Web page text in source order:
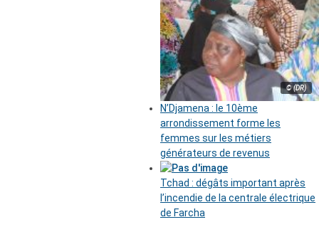
© (DR)
N’Djamena : le 10ème
arrondissement forme les
femmes sur les métiers
générateurs de revenus
Tchad : dégâts important après
l’incendie de la centrale électrique
de Farcha